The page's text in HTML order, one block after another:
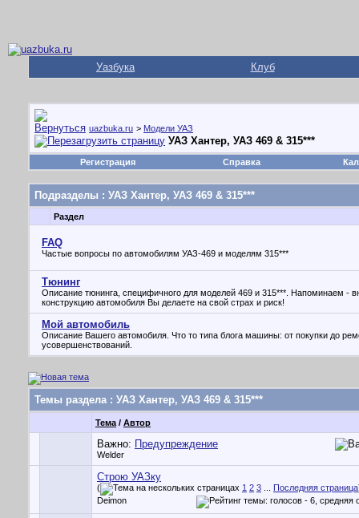
Уазбука Клуб
uazbuka.ru > Модели УАЗ
УАЗ Хантер, УАЗ 469 & 315***
Регистрация Справка
Подразделы : УАЗ Хантер, УАЗ 469 & 315***
Раздел
FAQ
Частые вопросы по автомобилям УАЗ-469 и моделям 315***
Тюнинг
Описание тюнинга, специфичного для моделей 469 и 315***. Напоминаем -
конструкцию автомобиля Вы делаете на свой страх и риск!
Мой автомобиль
Описание Вашего автомобиля. Что то типа блога машины: от покупки до
усовершенствований.
Темы раздела: УАЗ Хантер, УАЗ 469 & 315***
Тема / Автор
Важно: Предупреждение
Welder
Строю УАЗку
( 1 2 3 Последняя страница
Deimon